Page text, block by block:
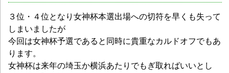
３位・４位となり女神杯本選出場への切符を早くも失って
しまいましたが
今回は女神杯予選であると同時に貴重なカルドオフでもあ
ります。
女神杯は来年の埼玉か横浜あたりでもぎ取ればいいとし